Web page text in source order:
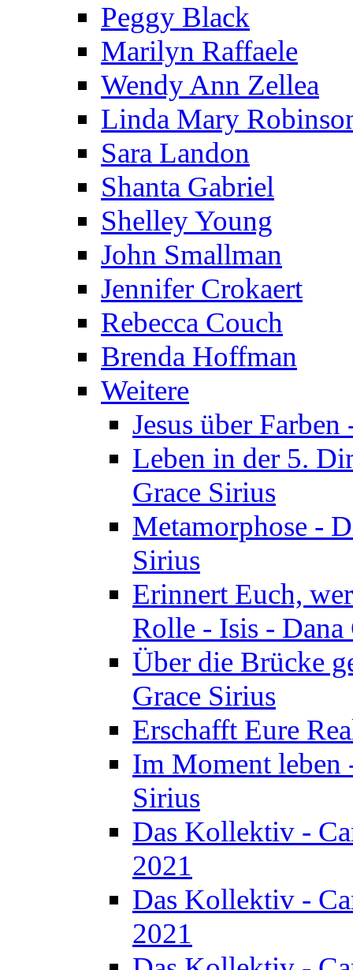
Peggy Black
Marilyn Raffaele
Wendy Ann Zellea
Linda Mary
Sara Landon
Shanta Gabriel
Shelley Young
John Smallman
Jennifer Crokaert
Rebecca Couch
Brenda Hoffman
Weitere
Jesus über Farben
Leben in der 5.
Grace Sirius
Metamorphose -
Sirius
Erinnert Euch,
Rolle - Isis - Dana
Über die Brücke
Grace Sirius
Erschafft Eure
Im Moment leben
Sirius
Das Kollektiv -
2021
Das Kollektiv -
2021